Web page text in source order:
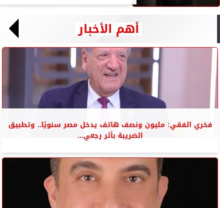
أهم الأخبار
فخري الفقي: مليون ونصف هاتف يدخل مصر سنويًا.. وتطبيق
الضريبة بأثر رجعي...